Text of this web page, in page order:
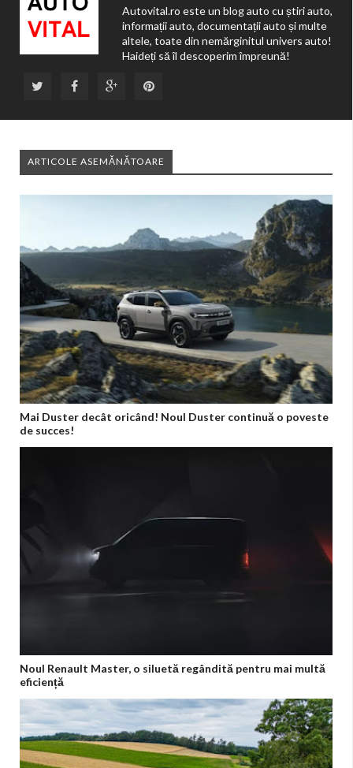
Autovital.ro este un blog auto cu știri auto,
informații auto, documentații auto și multe
altele, toate din nemărginitul univers auto!
Haideți să îl descoperim împreună!
ARTICOLE ASEMĂNĂTOARE
Mai Duster decât oricând! Noul Duster continuă o poveste
de succes!
Noul Renault Master, o siluetă regândită pentru mai multă
eficiență